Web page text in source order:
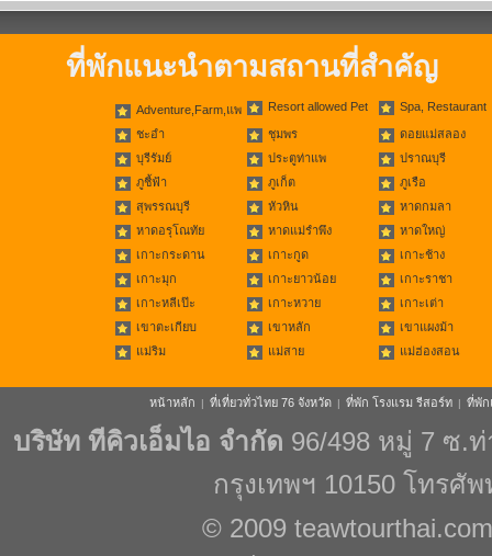
ที่พักแนะนำตามสถานที่สำคัญ
Adventure,Farm,แพ Resort allowed Pet Spa, Restaurant
ชะอำ ชุมพร
ดอยแม่สลอง
บุรีรัมย์
ประตูท่าแพ
ปราณบุรี
ภูชี้ฟ้า
ภูเก็ต
ภูเรือ
สุพรรณบุรี
หัวหิน
หาดกมลา
หาดอรุโณทัย
หาดแม่รำพึง
หาดใหญ่
เกาะกระดาน
เกาะกูด
เกาะช้าง
เกาะมุก
เกาะยาวน้อย
เกาะราชา
เกาะหลีเป๊ะ
เกาะหวาย
เกาะเต่า
เขาตะเกียบ
เขาหลัก
เขาแผงม้า
แม่ริม
แม่สาย แม่ฮ่องสอน
หน้าหลัก | ที่เที่ยวทั่วไทย 76 จังหวัด | ที่พัก โรงแรม รีสอร์ท | ที่พัก
บริษัท ทีคิวเอ็มไอ จำกัด 96/498 หมู่ 7 ซ.
กรุงเทพฯ 10150 โทรศั
© 2009 teawtourthai.com